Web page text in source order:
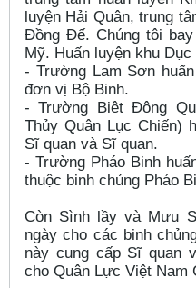
luyện Hải Quân, trung
Đồng Đế. Chúng tôi
Mỹ. Huấn luyện khu
- Trường Lam Sơn
đơn vị Bộ Binh.
- Trường Biệt Động
Thủy Quân Lục Chiến)
Sĩ quan và Sĩ quan.
- Trường Pháo Binh
thuộc binh chủng Pháo
Còn Sình lầy và Mưu
ngày cho các binh
này cung cấp Sĩ quan
cho Quân Lực Việt Nam